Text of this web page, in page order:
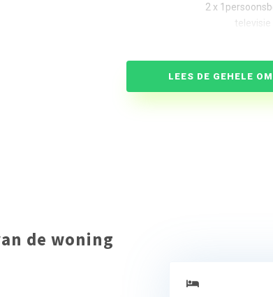
2 x
televisie
gekoelde
LEES DE GEHELE
de woning